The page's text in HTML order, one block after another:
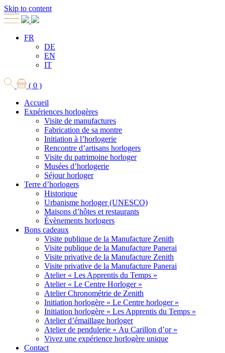
Skip to content
FR
DE
EN
IT
( 0 )
Accueil
Expériences horlogères
Visite de manufactures
Fabrication de sa montre
Initiation à l’horlogerie
Rencontre d’artisans horlogers
Visite du patrimoine horloger
Musées d’horlogerie
Séjour horloger
Terre d’horlogers
Historique
Urbanisme horloger (UNESCO)
Maisons d’hôtes et restaurants
Évènements horlogers
Bons cadeaux
Visite publique de la Manufacture Zenith
Visite publique de la Manufacture Panerai
Visite privative de la Manufacture Zenith
Visite privative de la Manufacture Panerai
Atelier « Les Apprentis du Temps »
Atelier « Le Centre Horloger »
Atelier Chronométrie de Zenith
Initiation horlogère « Le Centre horloger »
Initiation horlogère « Les Apprentis du Temps »
Atelier d’émaillage horloger
Atelier de pendulerie « Au Carillon d’or »
Vivez une expérience horlogère unique
Contact